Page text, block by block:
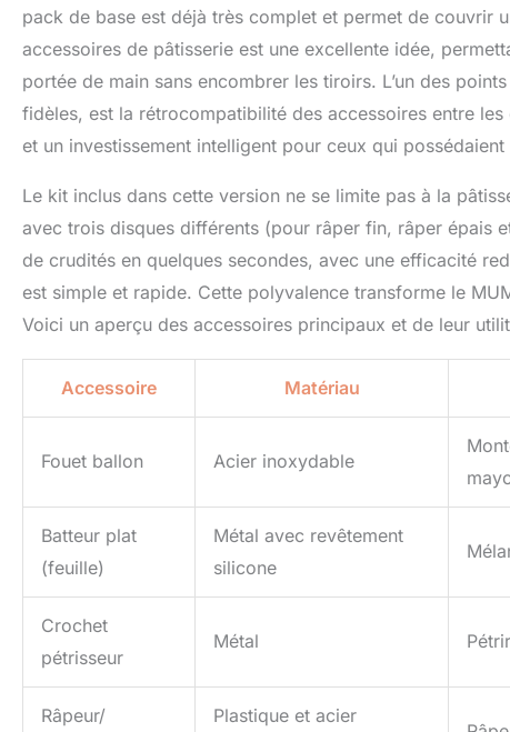
pack de base est déjà très complet et permet de couvrir
accessoires de pâtisserie est une excellente idée,
portée de main sans encombrer les tiroirs. L’un des
fidèles, est la rétrocompatibilité des accessoires entre
et un investissement intelligent pour ceux qui
Le kit inclus dans cette version ne se limite pas à la
avec trois disques différents (pour râper fin, râper épais
de crudités en quelques secondes, avec une efficacité
est simple et rapide. Cette polyvalence transforme le
Voici un aperçu des accessoires principaux et de leur
Accessoire Matériau
Fouet ballon Acier inoxydable
Batteur plat
(feuille)
Métal avec revêtement
silicone
Crochet
pétrisseur
Métal
Râpeur/ Plastique et acier